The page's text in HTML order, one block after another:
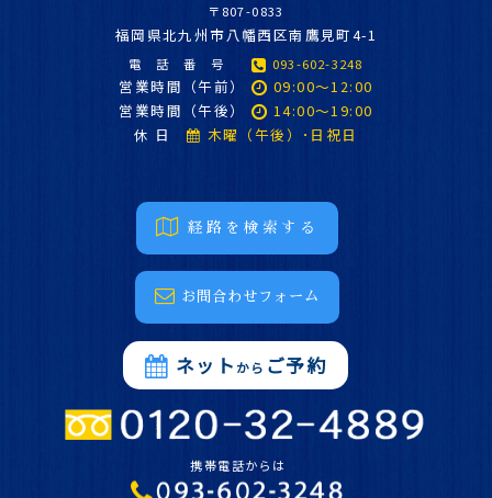
〒807-0833
福岡県北九州市八幡西区南鷹見町4-1
電 話 番 号 093-602-3248
営業時間（午前）
09:00～12:00
営業時間（午後）
14:00～19:00
休 日
木曜（午後）･日祝日
経路を検索する
お問合わせフォーム
ネット から ご予約
携帯電話からは